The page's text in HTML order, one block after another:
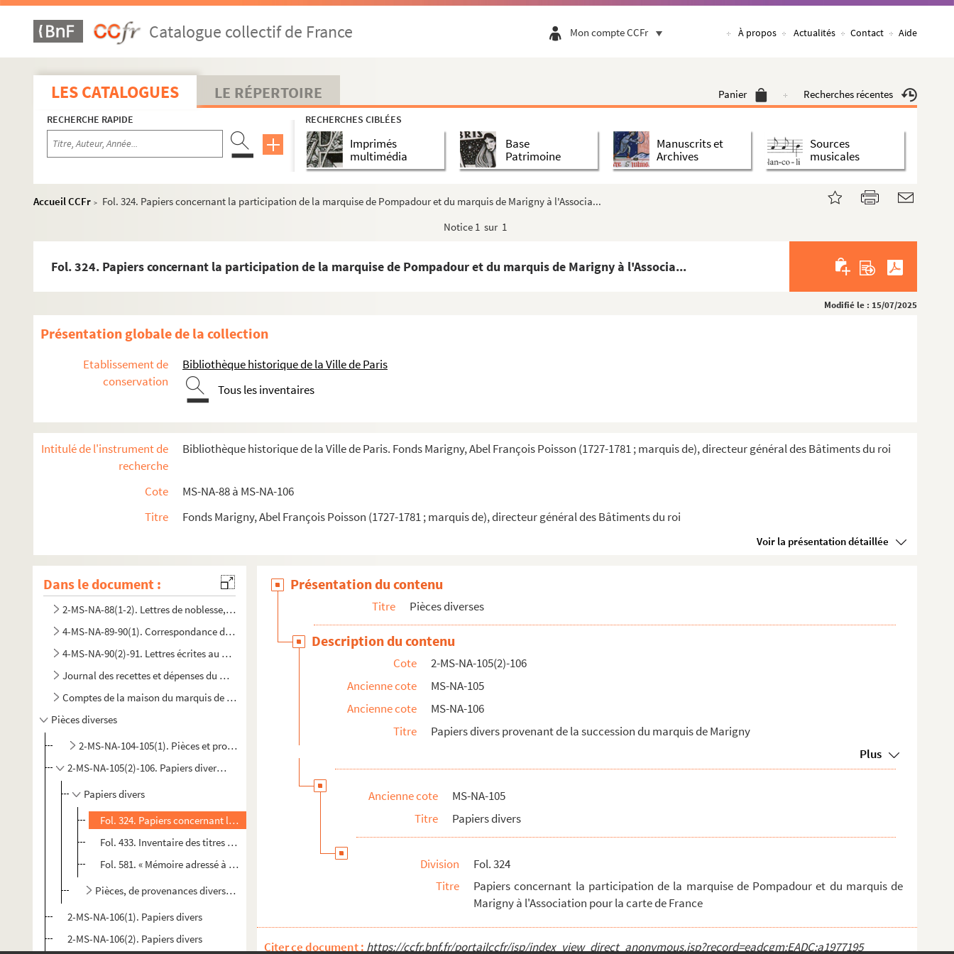
Catalogue collectif de France Mon compte CCFr À propos Actualités Contact Aide
LES CATALOGUES LE RÉPERTOIRE Panier Recherches récentes
RECHERCHE RAPIDE RECHERCHES CIBLÉES
Imprimés
multimédia
Base
Patrimoine
Manuscrits et
Archives
Sources
musicales
Accueil CCFr >
Fol. 324. Papiers concernant la participation de la marquise de Pompadour et du marquis de Marigny à l'Associa...
Notice 1 sur 1
Fol. 324. Papiers concernant la participation de la marquise de Pompadour et du marquis de Marigny à l'Associa...
Modifié le : 15/07/2025
Présentation globale de la collection
Etablissement de
conservation
Bibliothèque historique de la Ville de Paris
Tous les inventaires
Intitulé de l'instrument de
recherche
Bibliothèque historique de la Ville de Paris. Fonds Marigny, Abel François Poisson (1727-1781 ; marquis de), directeur général des Bâtiments du roi
Cote
MS-NA-88 à MS-NA-106
Titre
Fonds Marigny, Abel François Poisson (1727-1781 ; marquis de), directeur général des Bâtiments du roi
Voir la présentation détaillée
Dans le document :
2-MS-NA-88(1-2). Lettres de noblesse, brevets et pièces, concernant François Poisson, père de la marquise de Pompadou...
4-MS-NA-89-90(1). Correspondance de François Poisson, père de la marquise de Pompadour (MS-NA-89). Lettres écrites au ...
4-MS-NA-90(2)-91. Lettres écrites au marquis de Marigny, alors marquis de Vandières, pendant son voyage en Italie. 2 (...
Journal des recettes et dépenses du marquis de Marigny
Comptes de la maison du marquis de Marigny
Pièces diverses
2-MS-NA-104-105(1). Pièces et procédures relatives à la terre et à la seigneurie de Saint-Ouen, dont madame de Pompadour...
2-MS-NA-105(2)-106. Papiers divers provenant de la succession du marquis de Marigny
Papiers divers
Fol. 324. Papiers concernant la participation de la marquise de Pompadour et du marquis de Marigny à l'Associa...
Fol. 433. Inventaire des titres de propriété du pavillon de Bercy
Fol. 581. « Mémoire adressé à monsieur le marquis de Marigny, concernant l'école de l'Académie royale d'archit...
Pièces, de provenances diverses, se rattachant à la famille Poisson
2-MS-NA-106(1). Papiers divers
2-MS-NA-106(2). Papiers divers
Présentation du contenu
Titre Pièces diverses
Description du contenu
Cote
2-MS-NA-105(2)-106
Ancienne cote
MS-NA-105
Ancienne cote
MS-NA-106
Titre
Papiers divers provenant de la succession du marquis de Marigny
Plus
Ancienne cote
MS-NA-105
Titre
Papiers divers
Division
Fol. 324
Titre
Papiers concernant la participation de la marquise de Pompadour et du marquis de
Marigny à l'Association pour la carte de France
Citer ce document : https://ccfr.bnf.fr/portailccfr/jsp/index_view_direct_anonymous.jsp?record=eadcgm:EADC:a1977195